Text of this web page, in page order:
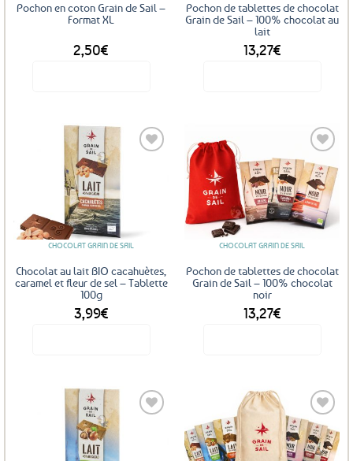
Pochon en coton Grain de Sail –
Format XL
2,50€
Pochon de tablettes de chocolat
Grain de Sail – 100% chocolat au
lait
13,27€
CHOCOLAT GRAIN DE SAIL
Chocolat au lait BIO cacahuètes,
caramel et fleur de sel – Tablette
100g
3,99€
Ajouter
aux
favoris
CHOCOLAT GRAIN DE SAIL
Pochon de tablettes de chocolat
Grain de Sail – 100% chocolat
noir
13,27€
Ajouter